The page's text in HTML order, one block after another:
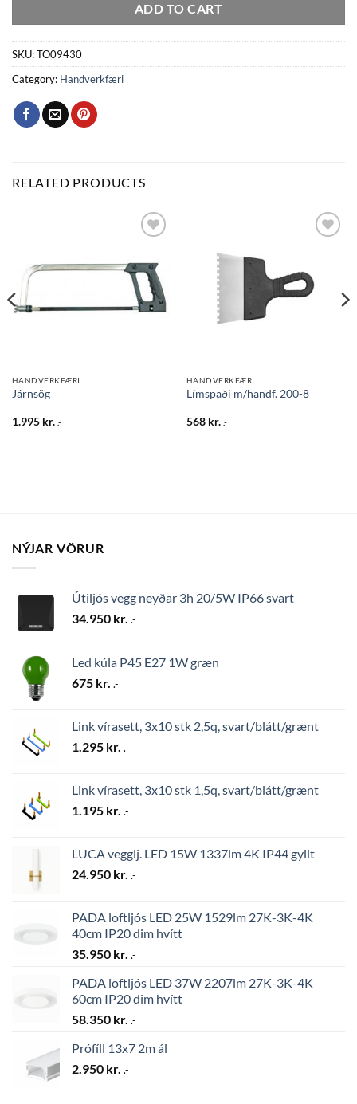
ADD TO CART
SKU:TO09430
Category: Handverkfæri
RELATED PRODUCTS
óskalista
HANDVERKFÆRI
Járnsög
1.995 kr. .-
óskalista
HANDVERKFÆRI
Límspaði m/handf. 200-8
568 kr. .-
NÝJAR VÖRUR
Útiljós vegg neyðar 3h 20/5W IP66 svart
34.950 kr. .-
Led kúla P45 E27 1W græn
675 kr. .-
Link vírasett, 3x10 stk 2,5q, svart/blátt/grænt
1.295 kr. .-
Link vírasett, 3x10 stk 1,5q, svart/blátt/grænt
1.195 kr. .-
LUCA vegglj. LED 15W 1337lm 4K IP44 gyllt
24.950 kr. .-
PADA loftljós LED 25W 1529lm 27K-3K-4K
40cm IP20 dim hvítt
35.950 kr. .-
PADA loftljós LED 37W 2207lm 27K-3K-4K
60cm IP20 dim hvítt
58.350 kr. .-
Prófíll 13x7 2m ál
2.950 kr. .-